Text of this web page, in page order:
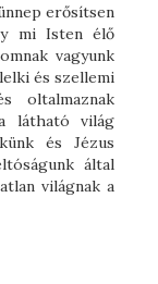
erősítsen
mi Isten élő
vagyunk
és szellemi
oltalmaznak
látható világ
és Jézus
által
világnak a